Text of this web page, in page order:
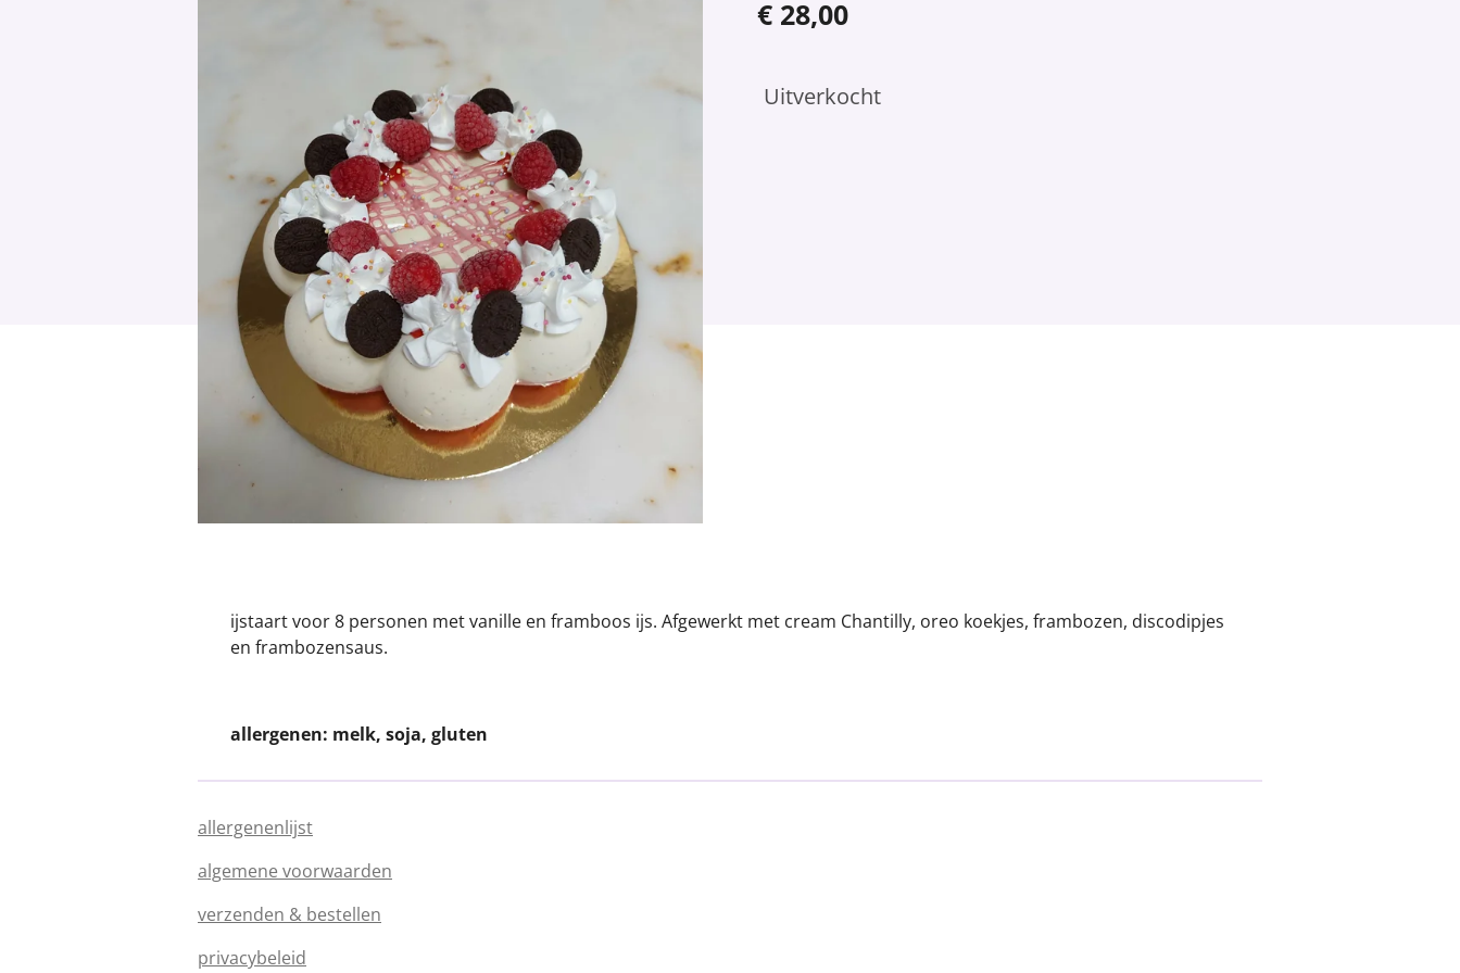
€ 28,00
Uitverkocht
ijstaart voor 8 personen met vanille en framboos ijs. Afgewerkt met cream Chantilly, oreo koekjes, frambozen, discodipjes
en frambozensaus.
allergenen: melk, soja, gluten
allergenenlijst
algemene voorwaarden
verzenden & bestellen
privacybeleid